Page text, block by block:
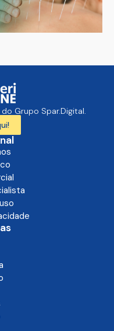
Grupo Spar.Digital.